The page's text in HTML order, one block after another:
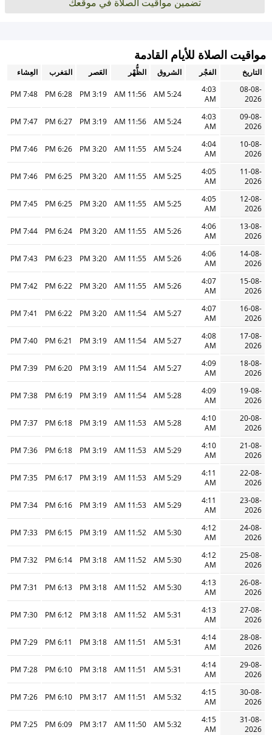
مواقيت الصلاة للأيام القادمة
التاريخ الفجْر الشروق الظُّهْر العَصر المَغرب
العِشاء
08-08-
2026
4:03
AM
5:24 AM
11:56 AM
3:19 PM
6:28 PM
7:48 PM
09-08-
2026
4:03
AM
5:24 AM
11:56 AM
3:19 PM
6:27 PM
7:47 PM
10-08-
2026
4:04
AM
5:24 AM
11:55 AM
3:20 PM
6:26 PM
7:46 PM
11-08-
2026
4:05
AM
5:25 AM
11:55 AM
3:20 PM
6:25 PM
7:46 PM
12-08-
2026
4:05
AM
5:25 AM
11:55 AM
3:20 PM
6:25 PM
7:45 PM
13-08-
2026
4:06
AM
5:26 AM
11:55 AM
3:20 PM
6:24 PM
7:44 PM
14-08-
2026
4:06
AM
5:26 AM
11:55 AM
3:20 PM
6:23 PM
7:43 PM
15-08-
2026
4:07
AM
5:26 AM
11:55 AM
3:20 PM
6:22 PM
7:42 PM
16-08-
2026
4:07
AM
5:27 AM
11:54 AM
3:20 PM
6:22 PM
7:41 PM
17-08-
2026
4:08
AM
5:27 AM
11:54 AM
3:19 PM
6:21 PM
7:40 PM
18-08-
2026
4:09
AM
5:27 AM
11:54 AM
3:19 PM
6:20 PM
7:39 PM
19-08-
2026
4:09
AM
5:28 AM
11:54 AM
3:19 PM
6:19 PM
7:38 PM
20-08-
2026
4:10
AM
5:28 AM
11:53 AM
3:19 PM
6:18 PM
7:37 PM
21-08-
2026
4:10
AM
5:29 AM
11:53 AM
3:19 PM
6:18 PM
7:36 PM
22-08-
2026
4:11
AM
5:29 AM
11:53 AM
3:19 PM
6:17 PM
7:35 PM
23-08-
2026
4:11
AM
5:29 AM
11:53 AM
3:19 PM
6:16 PM
7:34 PM
24-08-
2026
4:12
AM
5:30 AM
11:52 AM
3:19 PM
6:15 PM
7:33 PM
25-08-
2026
4:12
AM
5:30 AM
11:52 AM
3:18 PM
6:14 PM
7:32 PM
26-08-
2026
4:13
AM
5:30 AM
11:52 AM
3:18 PM
6:13 PM
7:31 PM
27-08-
2026
4:13
AM
5:31 AM
11:52 AM
3:18 PM
6:12 PM
7:30 PM
28-08-
2026
4:14
AM
5:31 AM
11:51 AM
3:18 PM
6:11 PM
7:29 PM
29-08-
2026
4:14
AM
5:31 AM
11:51 AM
3:18 PM
6:10 PM
7:28 PM
30-08-
2026
4:15
AM
5:32 AM
11:51 AM
3:17 PM
6:10 PM
7:26 PM
31-08-
2026
4:15
AM
5:32 AM
11:50 AM
3:17 PM
6:09 PM
7:25 PM